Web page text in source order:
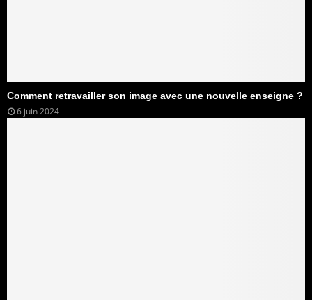
Comment retravailler son image avec une nouvelle enseigne ?
6 juin 2024